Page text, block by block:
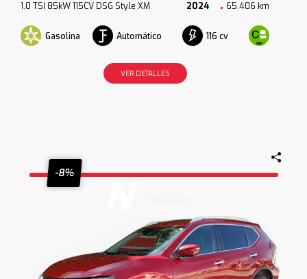
1.0 TSI 85kW 115CV DSG Style XM 2024 65.406 km
Gasolina Automático 116 cv
VER DETALLES
-8%